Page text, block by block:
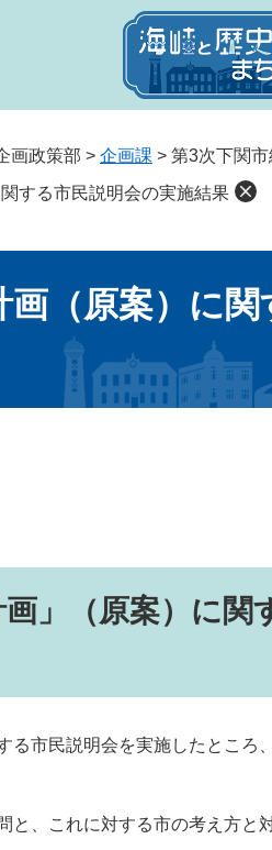
画政策部 > 企画課 > 第3次下関
する市民説明会の実施結果
画（原案）に
画」（原案）に関
る市民説明会を実施したところ
と、これに対する市の考え方と